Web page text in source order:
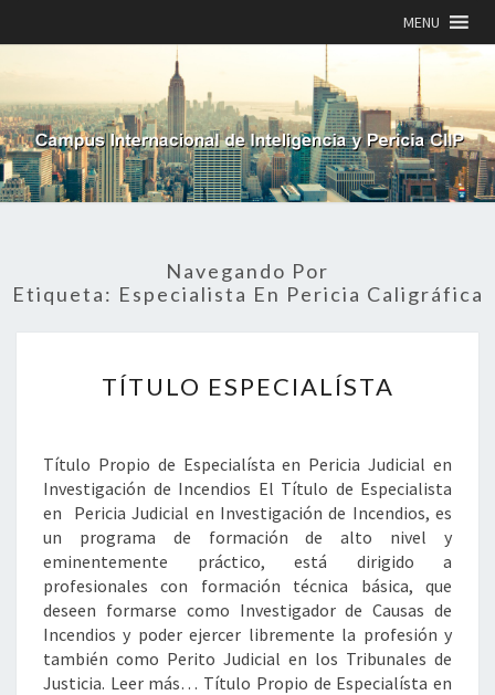
MENU
Navegando Por
Etiqueta: Especialista En Pericia Caligráfica
ESPECIALÍSTA
TÍTULO ESPECIALÍSTA
Título Propio de Especialísta en Pericia Judicial en
Investigación de Incendios El Título de Especialista
en Pericia Judicial en Investigación de Incendios, es
un programa de formación de alto nivel y
eminentemente práctico, está dirigido a
profesionales con formación técnica básica, que
deseen formarse como Investigador de Causas de
Incendios y poder ejercer libremente la profesión y
también como Perito Judicial en los Tribunales de
Justicia. Leer más… Título Propio de Especialísta en